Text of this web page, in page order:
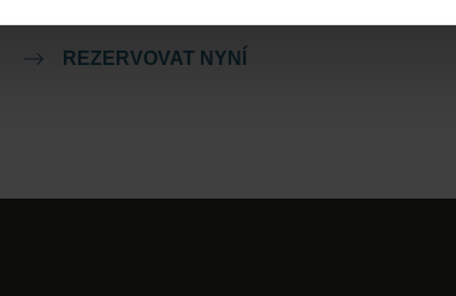
REZERVOVAT NYNÍ